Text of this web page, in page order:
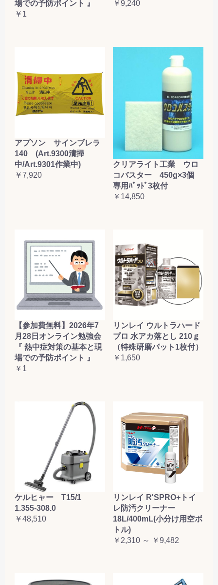
お買い物を続ける カートへ進む
場での予防ポイント 』
￥1
￥9,240
アプソン サインブレラ
140 (Art.9300清掃
中/Art.9301作業中)
￥7,920
クリアライト工業 ウロ
コバスター 450g×3個
専用ﾊﾟｯﾄﾞ3枚付
￥14,850
【参加費無料】2026年7
月28日オンライン勉強会
『 熱中症対策の基本と現
場での予防ポイント 』
￥1
リンレイ ウルトラハード
プロ 水アカ落とし 210ｇ
（特殊研磨パット1枚付）
￥1,650
ケルヒャー T15/1
1.355-308.0
￥48,510
リンレイ R'SPRO+トイ
レ防汚クリーナー
18L/400mL(小分け用空ボ
トル)
￥2,310 ～ ￥9,482